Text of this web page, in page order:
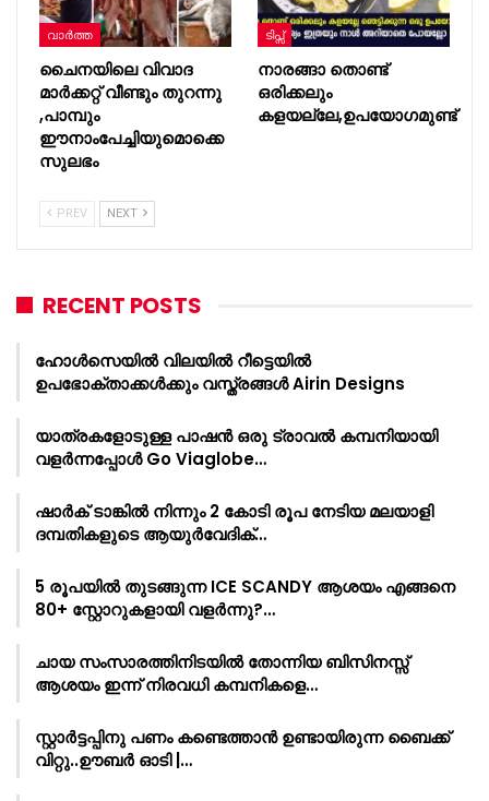
വാർത്ത
ചൈനയിലെ വിവാദ
മാർക്കറ്റ് വീണ്ടും തുറന്നു
,പാമ്പും
ഈനാംപേച്ചിയുമൊക്കെ
സുലഭം
ടിപ്സ്
നാരങ്ങാ തൊണ്ട്
ഒരിക്കലും
കളയല്ലേ,ഉപയോഗമുണ്ട്
PREV NEXT
RECENT POSTS
ഹോൾസെയിൽ വിലയിൽ റീട്ടെയിൽ
ഉപഭോക്താക്കൾക്കും വസ്ത്രങ്ങൾ Airin Designs
യാത്രകളോടുള്ള പാഷൻ ഒരു ട്രാവൽ കമ്പനിയായി
വളർന്നപ്പോൾ Go Viaglobe…
ഷാർക്‌ ടാങ്കിൽ നിന്നും 2 കോടി രൂപ നേടിയ മലയാളി
ദമ്പതികളുടെ ആയുർവേദിക്…
5 രൂപയിൽ തുടങ്ങുന്ന ICE SCANDY ആശയം എങ്ങനെ
80+ സ്റ്റോറുകളായി വളർന്നു?…
ചായ സംസാരത്തിനിടയിൽ തോന്നിയ ബിസിനസ്സ്
ആശയം ഇന്ന് നിരവധി കമ്പനികളെ…
സ്റ്റാർട്ടപ്പിനു പണം കണ്ടെത്താൻ ഉണ്ടായിരുന്ന ബൈക്ക്
വിറ്റു..ഊബർ ഓടി |…